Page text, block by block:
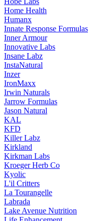
Home Health
Humanx
Innate Response Formulas
Inner Armour
Innovative Labs
Insane Labz
InstaNatural
Inzer
IronMaxx
Irwin Naturals
Jarrow Formulas
Jason Natural
KAL
KFD
Killer Labz
Kirkland
Kirkman Labs
Kroeger Herb Co
Kyolic
L'il Critters
La Tourangelle
Labrada
Lake Avenue Nutrition